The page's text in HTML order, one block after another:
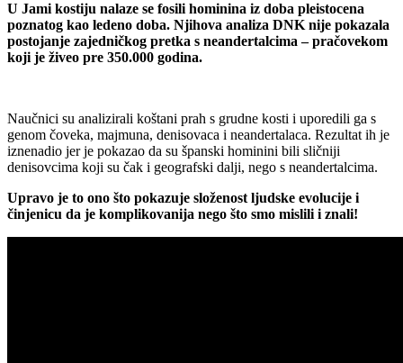
U Jami kostiju nalaze se fosili hominina iz doba pleistocena
poznatog kao ledeno doba. Njihova analiza DNK nije pokazala
postojanje zajedničkog pretka s neandertalcima – pračovekom
koji je živeo pre 350.000 godina.
Naučnici su analizirali koštani prah s grudne kosti i uporedili ga s
genom čoveka, majmuna, denisovaca i neandertalaca. Rezultat ih je
iznenadio jer je pokazao da su španski hominini bili sličniji
denisovcima koji su čak i geografski dalji, nego s neandertalcima.
Upravo je to ono što pokazuje složenost ljudske evolucije i
činjenicu da je komplikovanija nego što smo mislili i znali!